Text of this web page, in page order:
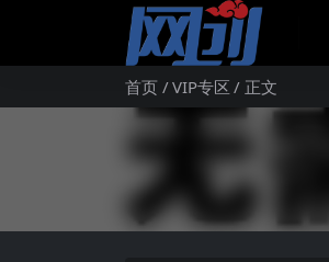
首页 VIP专区 正文